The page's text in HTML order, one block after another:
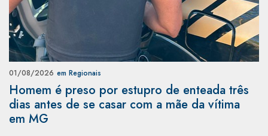
01/08/2026 em Regionais
Homem é preso por estupro de enteada três
dias antes de se casar com a mãe da vítima
em MG